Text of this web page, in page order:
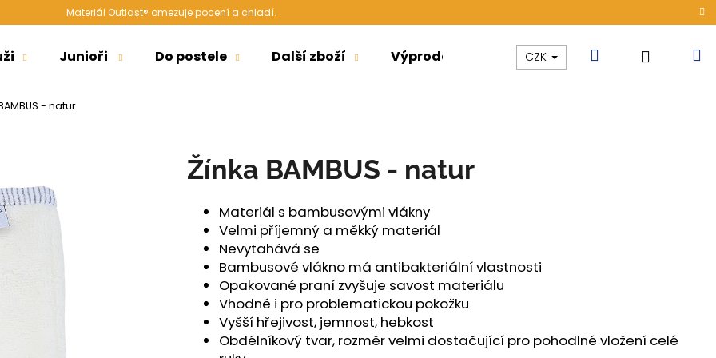
Materiál Outlast® omezuje pocení a chladí.
Junioři Do postele Další zboží Výprodej Kolekce Akce
CZK Hledat
- natur
Žínka BAMBUS - natur
Materiál s bambusovými vlákny
Velmi příjemný a měkký materiál
Nevytahává se
Bambusové vlákno má antibakteriální vlastnosti
Opakované praní zvyšuje savost materiálu
Vhodné i pro problematickou pokožku
Vyšší hřejivost, jemnost, hebkost
Obdélníkový tvar, rozměr velmi dostačující pro pohodlné vložení celé
Doporučujeme
ŠORTKY HIGH LONG DÁMSKÉ TENKÉ ŠORTKY HIGH DÁMSKÉ TENKÉ OUTLAST®